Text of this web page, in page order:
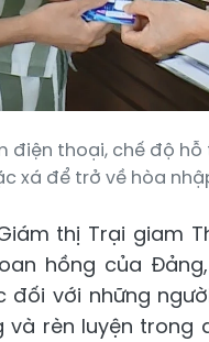
điện thoại, chế độ
xá để trở về hòa
thị Trại giam
hồng của
với những
rèn luyện trong